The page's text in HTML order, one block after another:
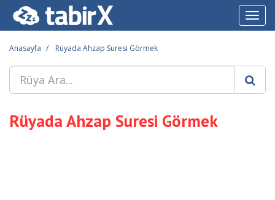
Anasayfa Rüyada Ahzap Suresi Görmek
Rüyada Ahzap Suresi Görmek